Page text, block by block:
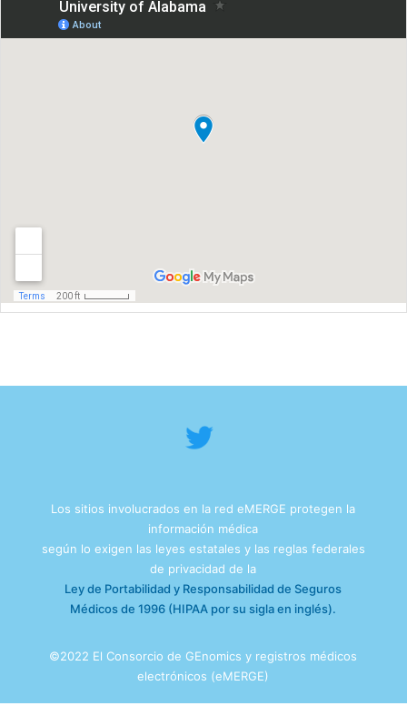
Los sitios involucrados en la red eMERGE protegen la
información médica
según lo exigen las leyes estatales y las reglas federales
de privacidad de la
Ley de Portabilidad y Responsabilidad de Seguros
Médicos de 1996 (HIPAA por su sigla en inglés).
©2022 El Consorcio de GEnomics y registros médicos
electrónicos (eMERGE)